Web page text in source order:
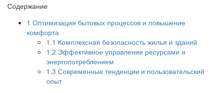
Содержание
1 Оптимизация бытовых процессов и повышение
комфорта
1.1 Комплексная безопасность жилья и зданий
1.2 Эффективное управление ресурсами и
энергопотреблением
1.3 Современные тенденции и пользовательский
опыт